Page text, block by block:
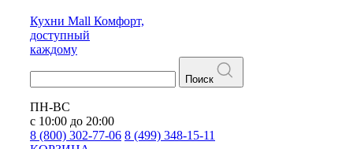
Кухни Mall Комфорт,
доступный
каждому
Поиск
ПН-ВС
с 10:00 до 20:00
8 (800) 302-77-06 8 (499) 348-15-11